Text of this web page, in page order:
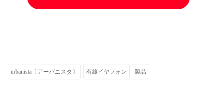
urbanista〔アーバニスタ〕 有線イヤフォン 製品